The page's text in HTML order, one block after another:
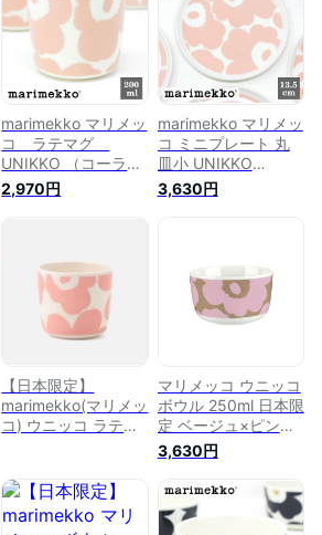
marimekko マリメッ
コ ラテマグ
UNIKKO （コーラル
ピンク） （1個単
位） No.130 (71)
2,970円
marimekko マリメッ
コ ミニプレート 丸
皿小 UNIKKO
No.130(71)（コーラ
ルピンク） (直径約
3,630円
【日本限定】
marimekko(マリメッ
コ) ウニッコ ラテマ
ク No.130(71) 同色
同柄2ヶセット
marimekko unikko
マリメッコ ウニッコ
ボウル 250ml 日本限
定 ベージュ×ピンク
(71) marimekko
Unikko
3,630円